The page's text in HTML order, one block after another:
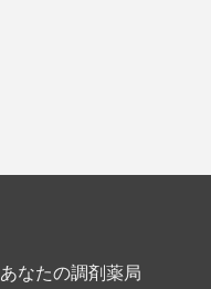
あなたの調剤薬局